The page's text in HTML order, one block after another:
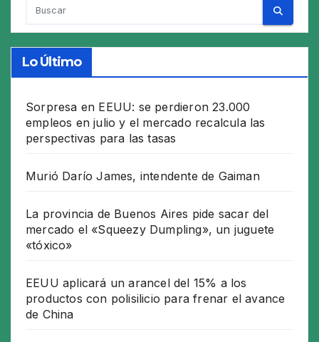
Lo Último
Sorpresa en EEUU: se perdieron 23.000
empleos en julio y el mercado recalcula las
perspectivas para las tasas
Murió Darío James, intendente de Gaiman
La provincia de Buenos Aires pide sacar del
mercado el «Squeezy Dumpling», un juguete
«tóxico»
EEUU aplicará un arancel del 15% a los
productos con polisilicio para frenar el avance
de China